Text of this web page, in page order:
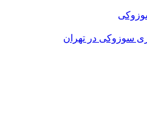
سوزوکی در تهران